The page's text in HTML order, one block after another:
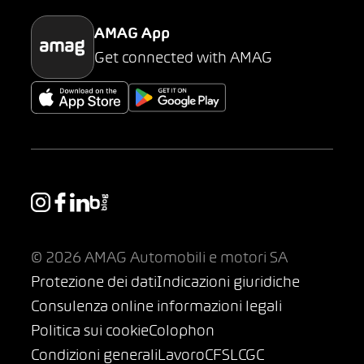
AMAG App
Get connected with AMAG
© 2026 AMAG Automobili e motori SA
Protezione dei datiIndicazioni giuridiche
Consulenza online informazioni legali
Politica sui cookieColophon
Condizioni generaliLavoroCFSLCGC